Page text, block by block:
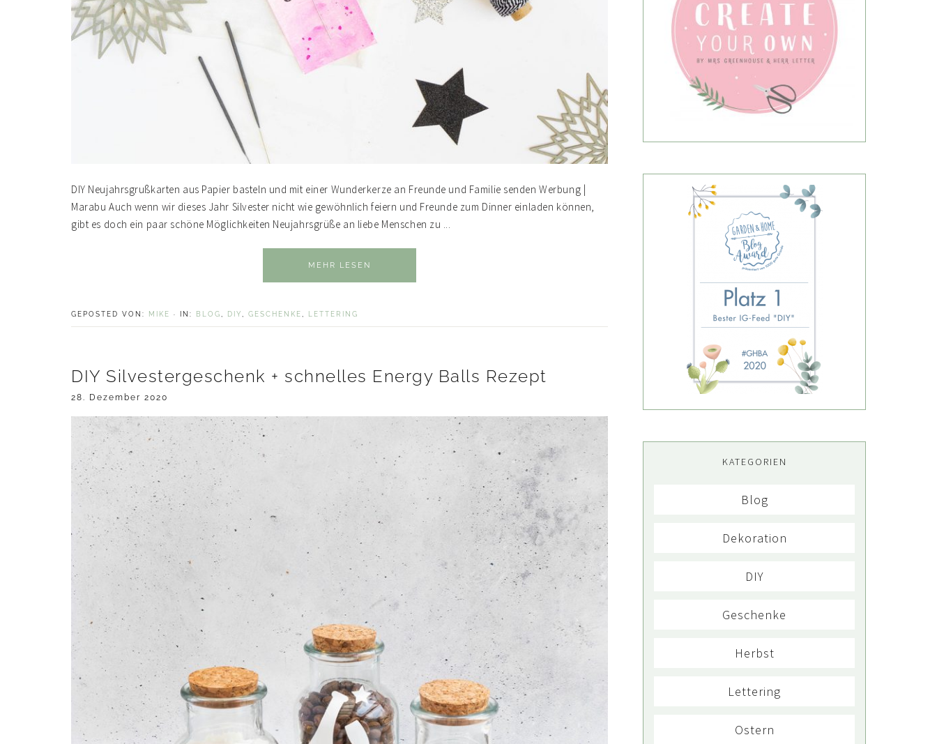
DIY Neujahrsgrußkarten aus Papier basteln und mit einer Wunderkerze an Freunde und Familie senden Werbung |
Marabu Auch wenn wir dieses Jahr Silvester nicht wie gewöhnlich feiern und Freunde zum Dinner einladen können,
gibt es doch ein paar schöne Möglichkeiten Neujahrsgrüße an liebe Menschen zu ...
MEHR LESEN
GEPOSTED VON: MIKE · IN: BLOG DIY GESCHENKE LETTERING
DIY Silvestergeschenk + schnelles Energy Balls Rezept
28. Dezember 2020
KATEGORIEN
Blog
Dekoration
DIY
Geschenke
Herbst
Lettering
Ostern